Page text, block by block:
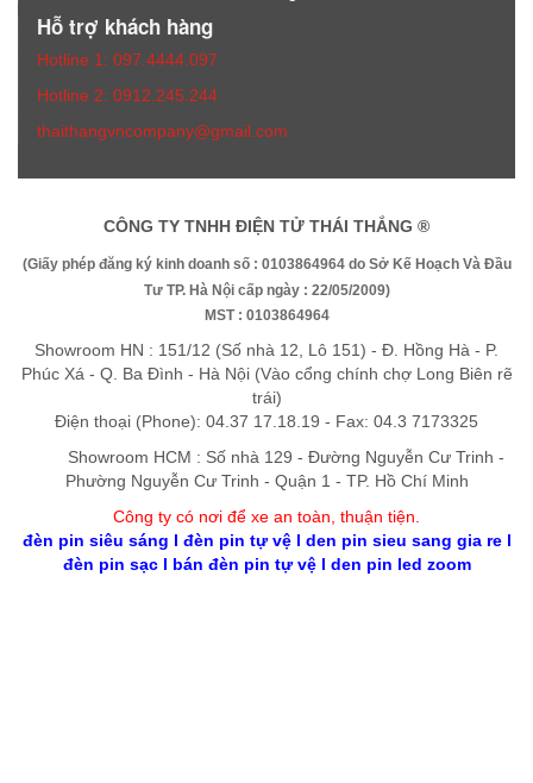
Hỗ trợ khách hàng
Hotline 1: 097.4444.097
Hotline 2: 0912.245.244
thaithangvncompany@gmail.com
CÔNG TY TNHH ĐIỆN TỬ THÁI THẮNG ®
(Giấy phép đăng ký kinh doanh số : 0103864964 do Sở Kế Hoạch Và Đầu
Tư TP. Hà Nội cấp ngày : 22/05/2009)
MST : 0103864964
Showroom HN : 151/12 (Số nhà 12, Lô 151) - Đ. Hồng Hà - P.
Phúc Xá - Q. Ba Đình - Hà Nội (Vào cổng chính chợ Long Biên rẽ
trái)
Điện thoại (Phone): 04.37 17.18.19 - Fax: 04.3 7173325
Showroom HCM : Số nhà 129 - Đường Nguyễn Cư Trinh -
Phường Nguyễn Cư Trinh - Quận 1 - TP. Hồ Chí Minh
Công ty có nơi để xe an toàn, thuận tiện
đèn pin siêu sáng l đèn pin tự vệl den pin sieu sang gia rel
đèn pin sạcl bán đèn pin tự vệl den pin led zoom